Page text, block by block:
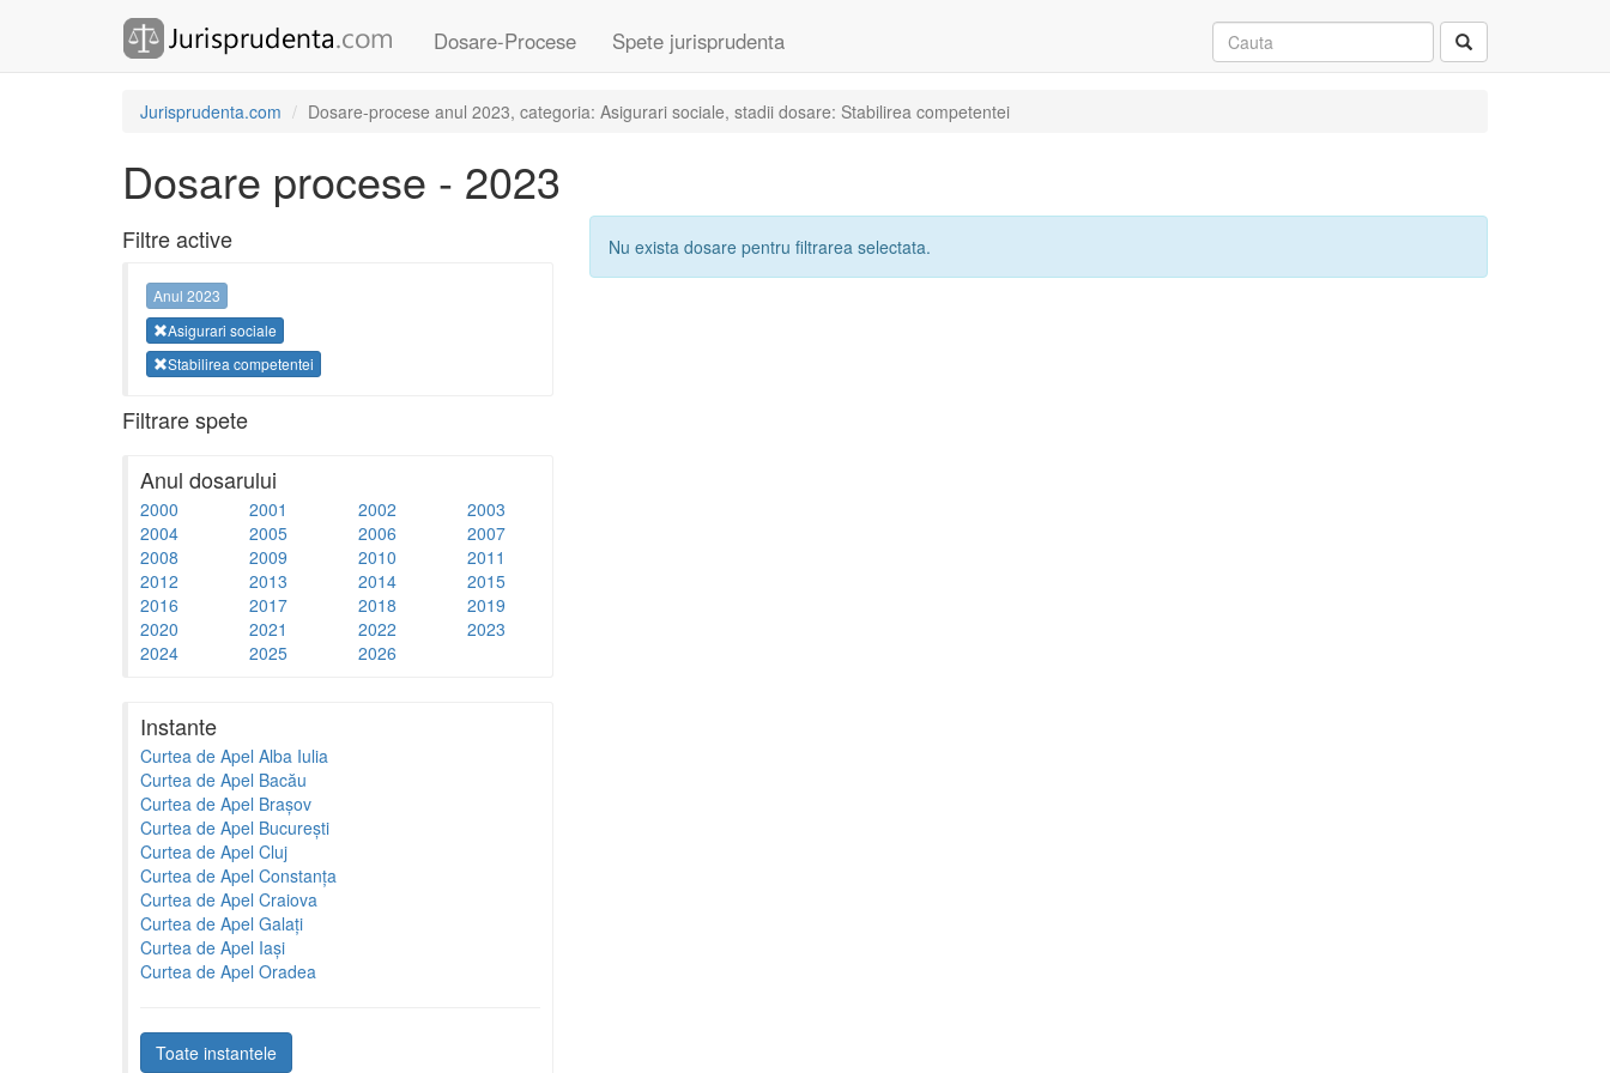
Dosare-Procese Spete jurisprudenta
Jurisprudenta.com Dosare-procese anul 2023, categoria: Asigurari sociale, stadii dosare: Stabilirea competentei
Dosare procese - 2023
Filtre active
Anul 2023
Asigurari sociale
Stabilirea competentei
Filtrare spete
Anul dosarului
2000 2001 2002
2003
2004
2005 2006
2007
2008
2009 2010
2011
2012
2013 2014
2015
2016
2017 2018
2019
2020
2021 2022
2023
2024
2025 2026
Instante
Curtea de Apel Alba Iulia
Curtea de Apel Bacău
Curtea de Apel Brașov
Curtea de Apel București
Curtea de Apel Cluj
Curtea de Apel Constanța
Curtea de Apel Craiova
Curtea de Apel Galați
Curtea de Apel Iași
Curtea de Apel Oradea
Toate instantele
Nu exista dosare pentru filtrarea selectata.